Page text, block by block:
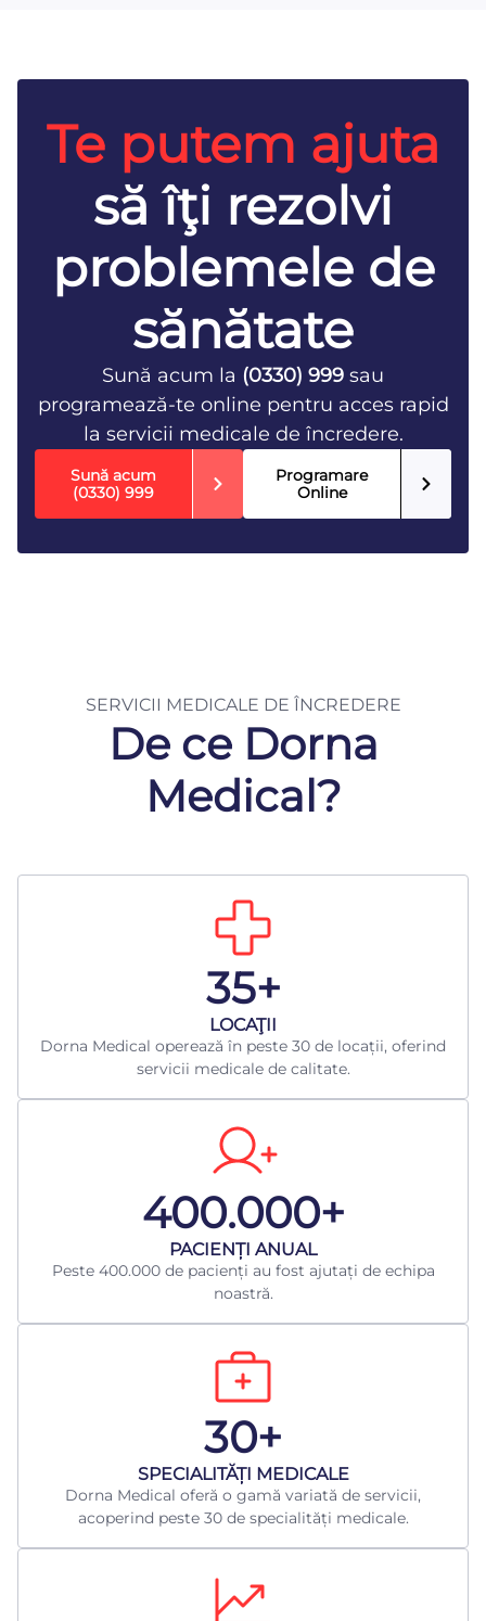
Te putem ajuta
să îţi rezolvi
problemele de
sănătate
Sună acum la (0330) 999 sau
programează-te online pentru acces rapid
la servicii medicale de încredere.
Sună acum
(0330) 999
Programare
Online
SERVICII MEDICALE DE ÎNCREDERE
De ce Dorna
Medical?
35+
LOCAŢII
Dorna Medical operează în peste 30 de locații, oferind
servicii medicale de calitate.
400.000+
​PACIENȚI ANUAL
Peste 400.000 de pacienți au fost ajutați de echipa
noastră.
30+
​SPECIALITĂȚI MEDICALE
Dorna Medical oferă o gamă variată de servicii,
acoperind peste 30 de specialități medicale.